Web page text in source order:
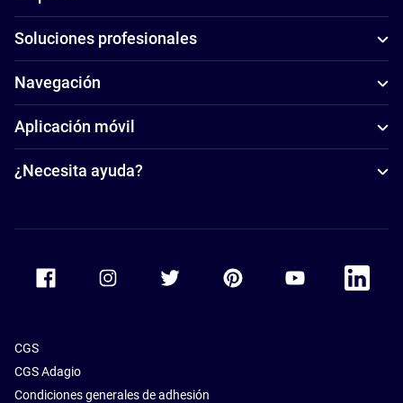
Soluciones profesionales
Navegación
Aplicación móvil
¿Necesita ayuda?
Accor Youtube
Accor
CGS
CGS Adagio
Condiciones generales de adhesión